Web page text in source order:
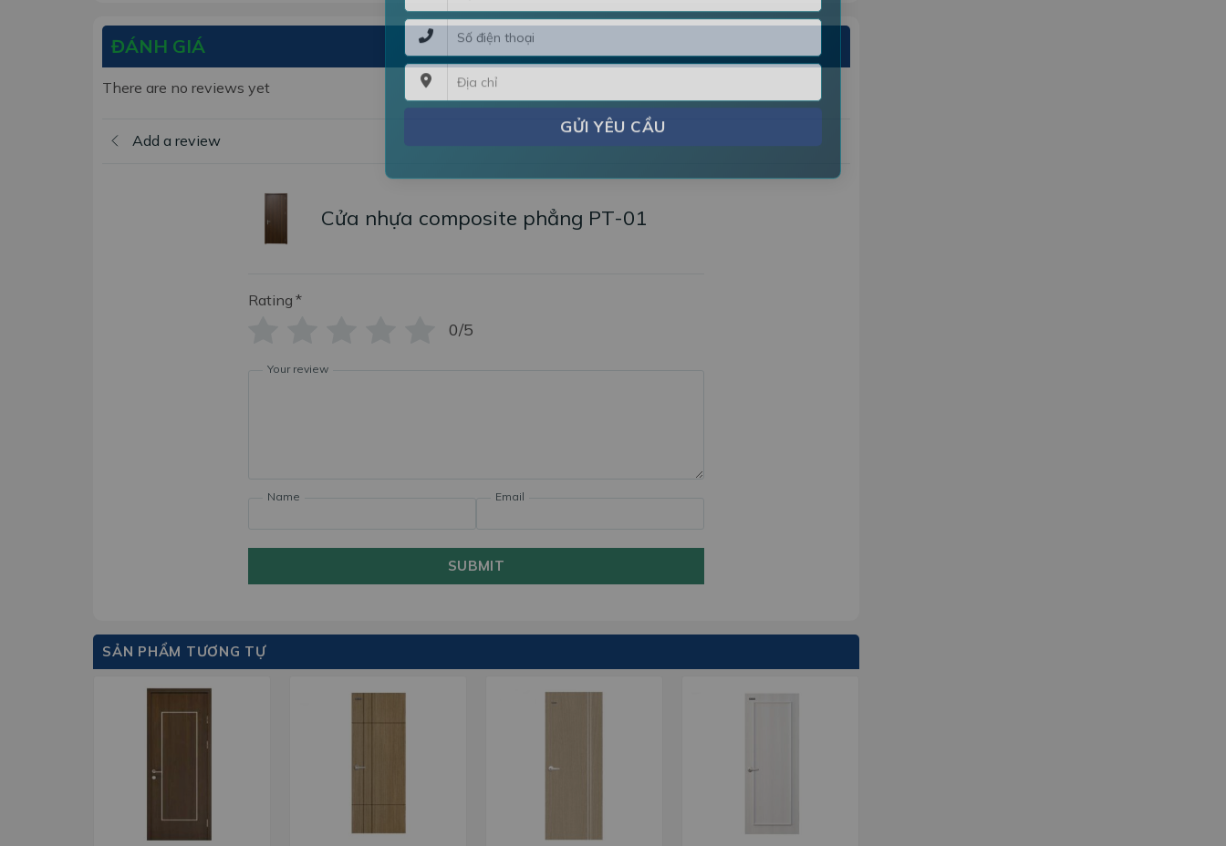
ĐÁNH GIÁ
There are no reviews yet
Add a review
Cửa nhựa composite phẳng PT-01
Rating *
0/5
Your review
Name Email
SUBMIT
SẢN PHẨM TƯƠNG TỰ